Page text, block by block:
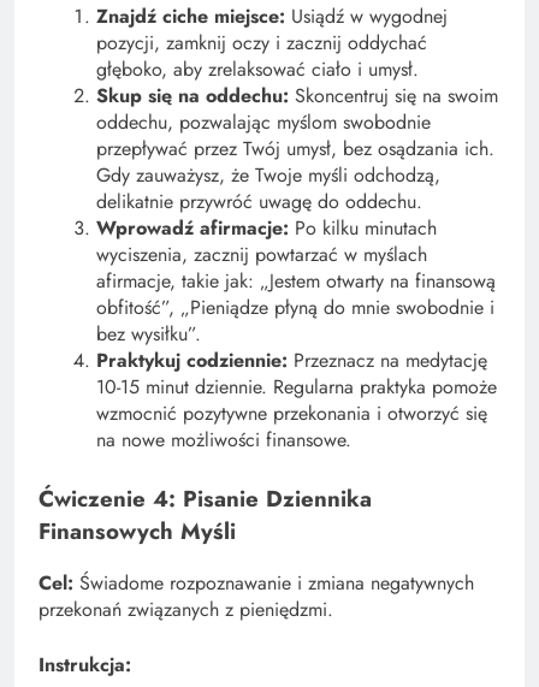
Znajdź ciche miejsce: Usiądź w wygodnej
pozycji, zamknij oczy i zacznij oddychać
głęboko, aby zrelaksować ciało i umysł.
Skup się na oddechu: Skoncentruj się na swoim
oddechu, pozwalając myślom swobodnie
przepływać przez Twój umysł, bez osądzania ich.
Gdy zauważysz, że Twoje myśli odchodzą,
delikatnie przywróć uwagę do oddechu.
Wprowadź afirmacje: Po kilku minutach
wyciszenia, zacznij powtarzać w myślach
afirmacje, takie jak: „Jestem otwarty na finansową
obfitość”, „Pieniądze płyną do mnie swobodnie i
bez wysiłku”.
Praktykuj codziennie: Przeznacz na medytację
10-15 minut dziennie. Regularna praktyka pomoże
wzmocnić pozytywne przekonania i otworzyć się
na nowe możliwości finansowe.
Ćwiczenie 4: Pisanie Dziennika
Finansowych Myśli
Cel: Świadome rozpoznawanie i zmiana negatywnych
przekonań związanych z pieniędzmi.
Instrukcja: